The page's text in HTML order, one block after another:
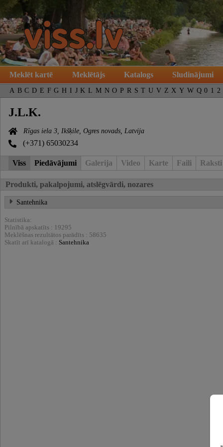
Meklēt kartē Meklētājs Katalogs Sludinājumi
A B C D E F G H I J K L M N O P R S T U V Z X Y W Q 0 1 2
J.L.K.
Rīgas iela 3, Ikšķile, Ogres novads, Latvija
(+371) 65030234
Viss Piedāvājumi Galerija Video Karte Faili Raksti
Produkti, pakalpojumi, atslēgvārdi, nozares
Santehnika
Statistika:
Pilnībā apskatīts : 19295
Meklēšnas rezultātos parādīts : 58635
Skatīt arī katalogā : Santehnika